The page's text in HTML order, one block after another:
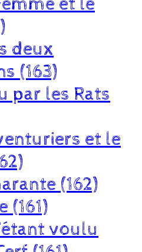
deux
(163)
par les Rats
et le
(162)
(161)
voulu